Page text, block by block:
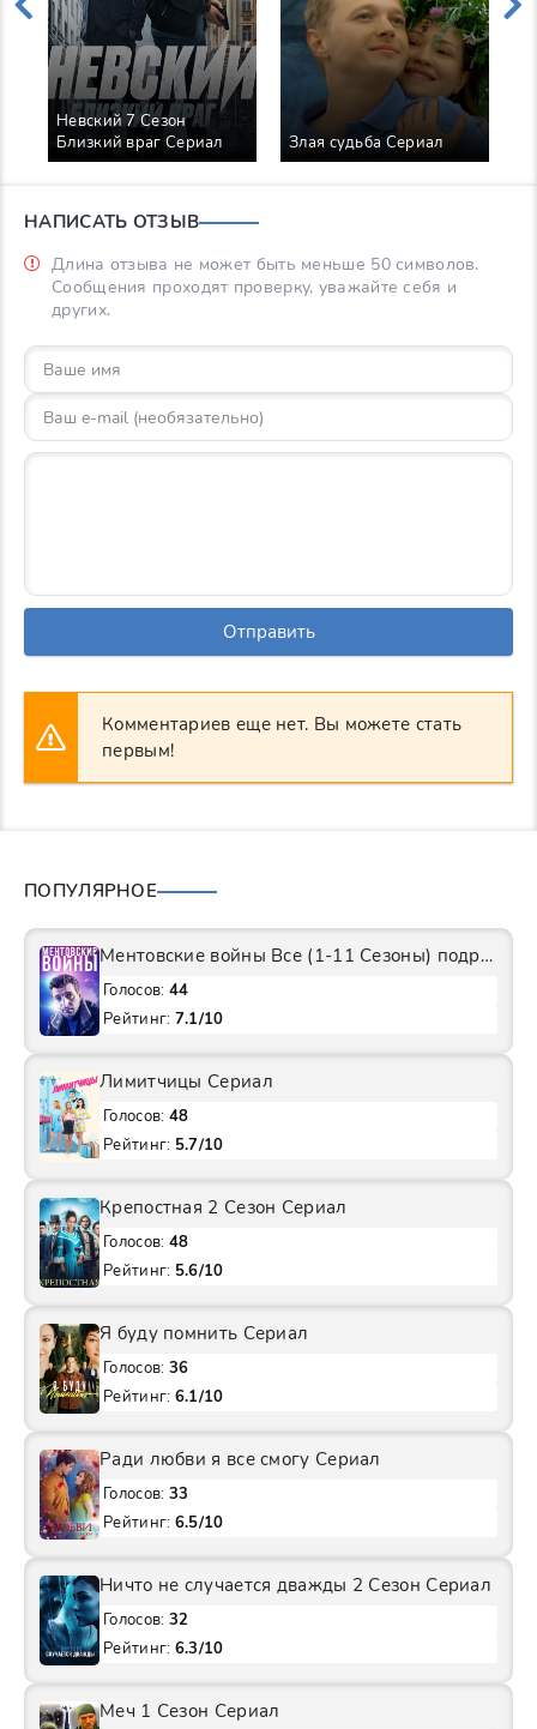
Невский 7 Сезон
Близкий враг Сериал
Злая судьба Сериал
НАПИСАТЬ ОТЗЫВ
Длина отзыва не может быть меньше 50 символов.
Сообщения проходят проверку, уважайте себя и
других.
Отправить
Комментариев еще нет. Вы можете стать
первым!
ПОПУЛЯРНОЕ
Ментовские войны Все (1-11 Сезоны) подряд Сериал
Голосов: 44
Рейтинг: 7.1/10
Лимитчицы Сериал
Голосов: 48
Рейтинг: 5.7/10
Крепостная 2 Сезон Сериал
Голосов: 48
Рейтинг: 5.6/10
Я буду помнить Сериал
Голосов: 36
Рейтинг: 6.1/10
Ради любви я все смогу Сериал
Голосов: 33
Рейтинг: 6.5/10
Ничто не случается дважды 2 Сезон Сериал
Голосов: 32
Рейтинг: 6.3/10
Меч 1 Сезон Сериал